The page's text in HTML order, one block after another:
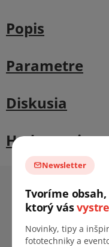
Popis
Parametre
Diskusia
Hodnotenie
Informácie pre vás
Predajne
B2B Firemná
Newsletter
Tvoríme obsah,
ktorý vás
Novinky, tipy a
fototechniky a